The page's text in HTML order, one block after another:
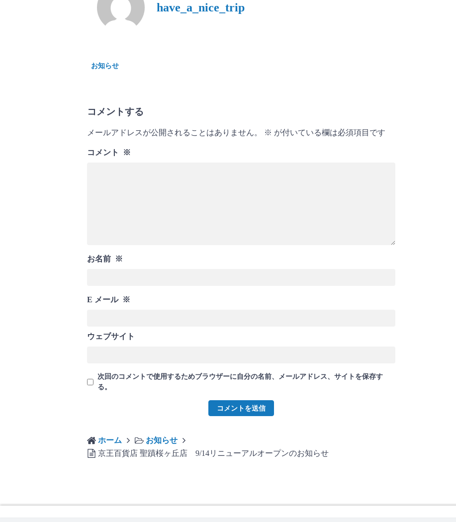
have_a_nice_trip
お知らせ
コメントする
メールアドレスが公開されることはありません。 ※ が付いている欄は必須項目です
コメント ※
お名前 ※
E メール ※
ウェブサイト
次回のコメントで使用するためブラウザーに自分の名前、メールアドレス、サイトを保存す
る。
ホーム
お知らせ
京王百貨店 聖蹟桜ヶ丘店 9/14リニューアルオープンのお知らせ